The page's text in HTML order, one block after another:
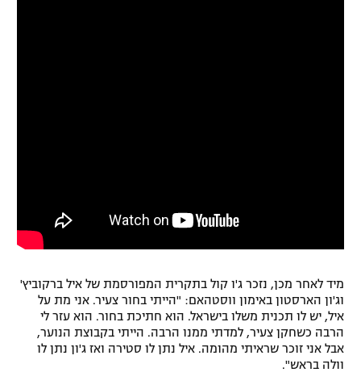
מיד לאחר מכן, נזכר ג'ו קול בתקרית המפורסמת של איל ברקוביץ'
וג'ון הארסטון באימון ווסטהאם: "הייתי בחור צעיר. אני מת על
איל, יש לו תכנית משלו בישראל. הוא חתיכת בחור. הוא עזר לי
הרבה כשחקן צעיר, למדתי ממנו הרבה. הייתי בקבוצת הנוער,
אבל אני זוכר שראיתי מהומה. איל נתן לו סטירה ואז ג'ון נתן לו
וולה בראש".